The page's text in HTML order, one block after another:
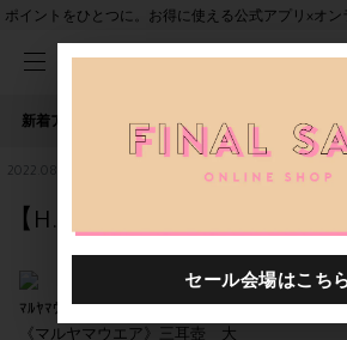
ポイントをひとつに。お得に使える公式アプリ×オ
新着アイテム 人気ワード セール
2022.08.29
【H.P.DECO】水金セレクシ
ﾏﾙﾔﾏｳｪｱ